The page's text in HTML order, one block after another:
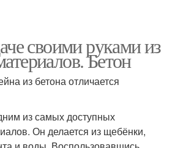
своими руками из
Бетон
из бетона отличается
из самых доступных
Он делается из щебёнки,